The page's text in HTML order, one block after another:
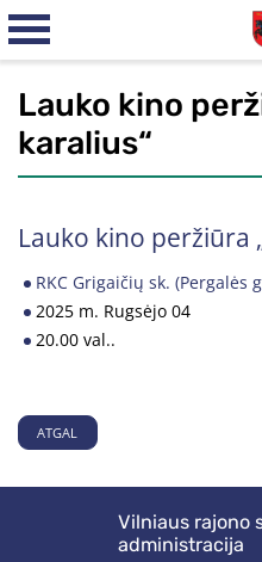
Lauko kino
karalius“
Lauko kino peržiūra
RKC Grigaičių sk.
2025 m. Rugsėjo 04
20.00 val..
ATGAL
Vilniaus rajono
administracija